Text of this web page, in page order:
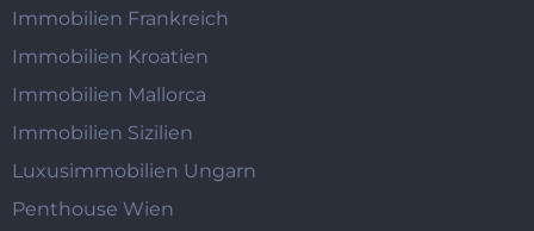
Immobilien Frankreich
Immobilien Kroatien
Immobilien Mallorca
Immobilien Sizilien
Luxusimmobilien Ungarn
Penthouse Wien